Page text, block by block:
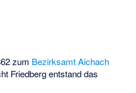
zum Bezirksamt Aichach
Friedberg entstand das